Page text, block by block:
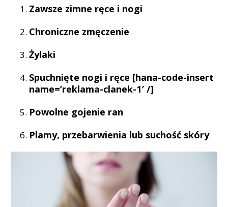
Zawsze zimne ręce i nogi
Chroniczne zmęczenie
Żylaki
Spuchnięte nogi i ręce [hana-code-insert
name=’reklama-clanek-1′ /]
Powolne gojenie ran
Plamy, przebarwienia lub suchość skóry